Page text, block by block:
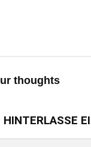
thoughts
HINTERLASSE